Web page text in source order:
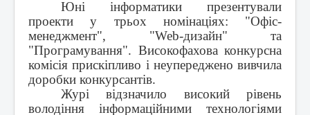
Юні інформатики презентували
проекти у трьох номінаціях: "Офіс-
менеджмент", "Web-дизайн" та
"Програмування". Високофахова конкурсна
комісія прискіпливо і неупереджено вивчила
доробки конкурсантів.
Журі відзначило високий рівень
володіння інформаційними технологіями